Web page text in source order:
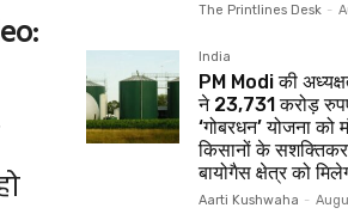
The Printlines Desk -
India
PM Modi की
ने 23,731 करोड़
‘गोबरधन’ योजना को
किसानों के
बायोगैस क्षेत्र को
Aarti Kushwaha -